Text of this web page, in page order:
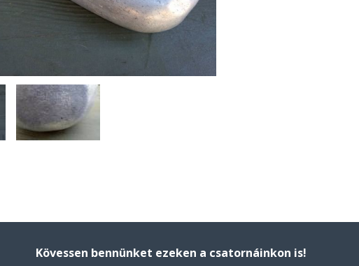
Kövessen bennünket ezeken a csatornáinkon is!